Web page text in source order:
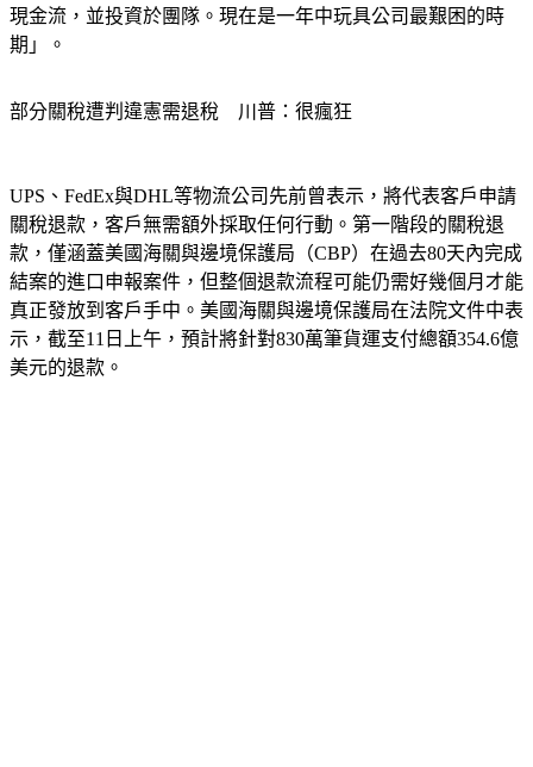
現金流，並投資於團隊。現在是一年中玩具公司最艱困的時
期」。
部分關稅遭判違憲需退稅　川普：很瘋狂
UPS、FedEx與DHL等物流公司先前曾表示，將代表客戶申請
關稅退款，客戶無需額外採取任何行動。第一階段的關稅退
款，僅涵蓋美國海關與邊境保護局（CBP）在過去80天內完成
結案的進口申報案件，但整個退款流程可能仍需好幾個月才能
真正發放到客戶手中。美國海關與邊境保護局在法院文件中表
示，截至11日上午，預計將針對830萬筆貨運支付總額354.6億
美元的退款。